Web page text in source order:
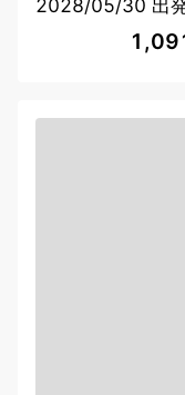
2028/05/30 出